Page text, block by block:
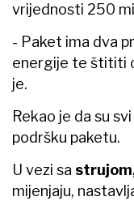
vrijednosti 250
- Paket ima dva
energije te štititi
je.
Rekao je da su
podršku paketu.
U vezi sa
mijenjaju,